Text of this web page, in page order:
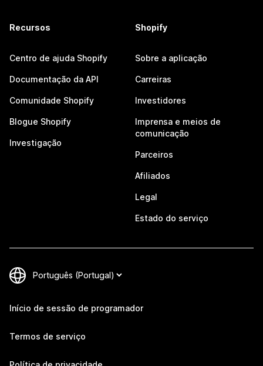
Recursos
Centro de ajuda Shopify
Documentação da API
Comunidade Shopify
Blogue Shopify
Investigação
Shopify
Sobre a aplicação
Carreiras
Investidores
Imprensa e meios de
comunicação
Parceiros
Afiliados
Legal
Estado do serviço
Início de sessão de programador
Termos de serviço